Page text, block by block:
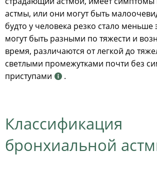
астмы, или они могут быть
будто у человека резко стало меньше
могут быть разными по тяжести и
время, различаются от легкой до
светлыми промежутками почти без
приступами
.
Классификация
бронхиальной